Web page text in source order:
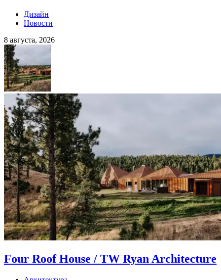
Дизайн
Новости
8 августа, 2026
Four Roof House / TW Ryan Architecture